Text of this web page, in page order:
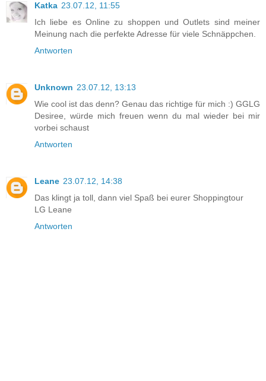
Katka 23.07.12, 11:55
Ich liebe es Online zu shoppen und Outlets sind meiner
Meinung nach die perfekte Adresse für viele Schnäppchen.
Antworten
Unknown 23.07.12, 13:13
Wie cool ist das denn? Genau das richtige für mich :) GGLG
Desiree, würde mich freuen wenn du mal wieder bei mir
vorbei schaust
Antworten
Leane 23.07.12, 14:38
Das klingt ja toll, dann viel Spaß bei eurer Shoppingtour
LG Leane
Antworten